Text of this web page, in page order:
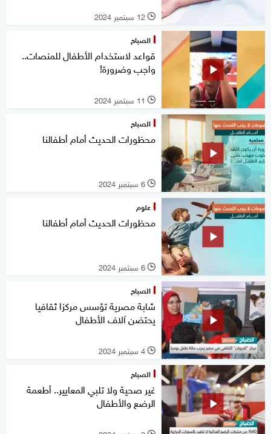
l 12 سبتمبر 2024
الصباح
قواعد لاستخدام الأطفال للمنصات..
واجب وضرورة!
l 11 سبتمبر 2024
الصباح
محظورات الحديث أمام أطفالنا
l 6 سبتمبر 2024
علوم
محظورات الحديث أمام أطفالنا
l 6 سبتمبر 2024
الصباح
شابة مصرية تؤسس مركزا ثقافيا
يحتضن آلاف الأطفال
l 4 سبتمبر 2024
الصباح
غير صحية ولا تلبي المعايير.. أطعمة
الرضع والأطفال